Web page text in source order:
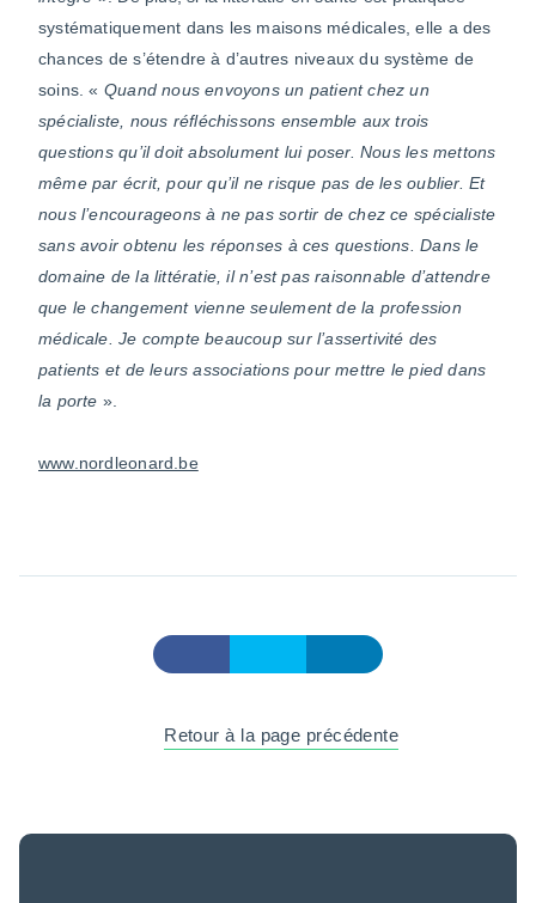
systématiquement dans les maisons médicales, elle a des
chances de s’étendre à d’autres niveaux du système de
soins. « Quand nous envoyons un patient chez un
spécialiste, nous réfléchissons ensemble aux trois
questions qu’il doit absolument lui poser. Nous les mettons
même par écrit, pour qu’il ne risque pas de les oublier. Et
nous l’encourageons à ne pas sortir de chez ce spécialiste
sans avoir obtenu les réponses à ces questions. Dans le
domaine de la littératie, il n’est pas raisonnable d’attendre
que le changement vienne seulement de la profession
médicale. Je compte beaucoup sur l’assertivité des
patients et de leurs associations pour mettre le pied dans
la porte ».
www.nordleonard.be
Retour à la page précédente